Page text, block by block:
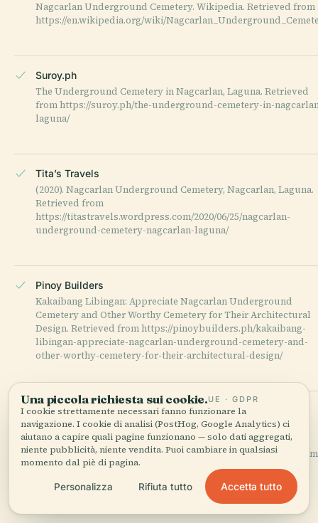
Nagcarlan Underground Cemetery. Wikipedia. Retrieved from
https://en.wikipedia.org/wiki/
Suroy.ph
The Underground Cemetery in Nagcarlan, Laguna. Retrieved
from https://suroy.ph/the-underground-cemetery-in-
laguna/
Tita’s Travels
(2020). Nagcarlan Underground Cemetery, Nagcarlan, Laguna.
Retrieved from
https://titastravels.wordpress.com/2020/06/25/nagcarlan-
underground-cemetery-nagcarlan-laguna/
Pinoy Builders
Kakaibang Libingan: Appreciate Nagcarlan Underground
Cemetery and Other Worthy Cemetery for Their Architectural
Design. Retrieved from https://pinoybuilders.ph/kakaibang-
libingan-appreciate-nagcarlan-underground-cemetery-and-
other-worthy-cemetery-for-their-architectural-design/
National Historical Commission of the Philippines
NHCP Museo ng Libingan sa Ilalim ng Lupa ng Nagcarlan: A
Triad of History, Heritage, and Faith. Retrieved from
https://nhcp.gov.ph/articles/nhcp-museo-ng-libingan-sa-
ng-lupa-ng-nagcarlan-a-triad-of-history-heritage-and-faith/
Una piccola richiesta sui cookie.UE · GDPR
I cookie strettamente necessari fanno funzionare la
navigazione. I cookie di analisi (PostHog, Google Analytics) ci
aiutano a capire quali pagine funzionano — solo dati aggregati,
niente pubblicità, niente vendita. Puoi cambiare in qualsiasi
momento dal piè di pagina.
Personalizza Rifiuta tutto Accetta tutto